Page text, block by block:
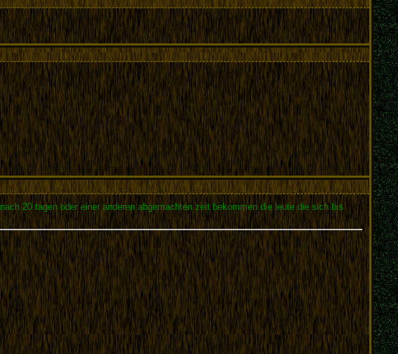
20 tagen oder einer anderen abgemachten zeit bekommen die leute die sich bis